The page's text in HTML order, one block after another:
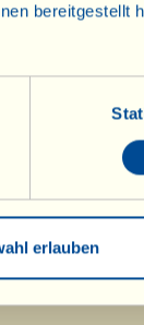
bereitgestellt
erlauben
Olivenöl